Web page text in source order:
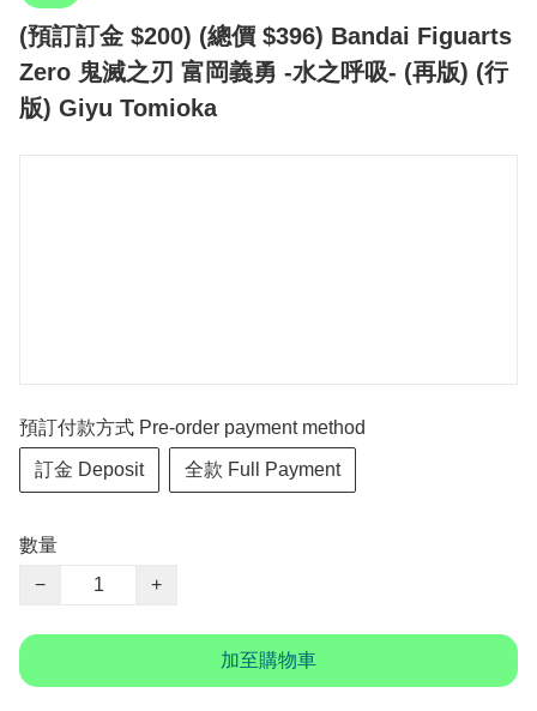
(預訂訂金 $200) (總價 $396) Bandai Figuarts
Zero 鬼滅之刃 富岡義勇 -水之呼吸- (再版) (行
版) Giyu Tomioka
預訂付款方式 Pre-order payment method
訂金 Deposit 全款 Full Payment
數量
−
+
加至購物車